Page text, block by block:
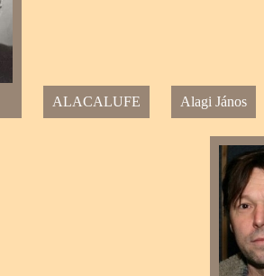
ALACALUFE Alagi János